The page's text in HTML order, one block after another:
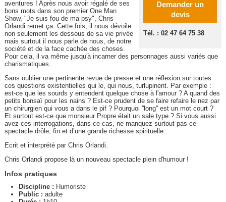
Demander un
devis
Tél. : 02 47 64 75 38
aventures ! Après nous avoir régalé de ses
bons mots dans son premier One Man
Show, "Je suis fou de ma psy", Chris
Orlandi remet ça. Cette fois, il nous dévoile
non seulement les dessous de sa vie privée
mais surtout il nous parle de nous, de notre
société et de la face cachée des choses.
Pour cela, il va même jusqu'à incarner des personnages aussi variés que
charismatiques.
Sans oublier une pertinente revue de presse et une réflexion sur toutes
ces questions existentielles qui le, qui nous, turlupinent. Par exemple :
est-ce que les sourds y entendent quelque chose à l'amour ? A quand des
petits bonsaï pour les nains ? Est-ce prudent de se faire refaire le nez par
un chirurgien qui vous a dans le pif ? Pourquoi ''long'' est un mot court ?
Et surtout est-ce que monsieur Propre était un sale type ? Si vous aussi
avez ces interrogations, dans ce cas, ne manquez surtout pas ce
spectacle drôle, fin et d’une grande richesse spirituelle..
Ecrit et interprété par Chris Orlandi.
Chris Orlandi propose là un nouveau spectacle plein d'humour !
Infos pratiques
Discipline : Humoriste
Public : adulte